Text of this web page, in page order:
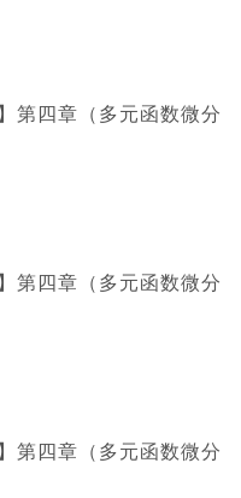
第四章（多元函数微分
第四章（多元函数微分
第四章（多元函数微分